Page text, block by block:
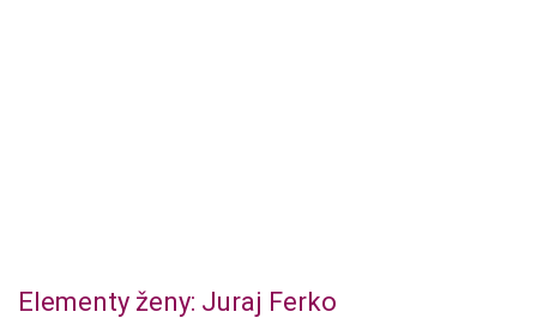
Elementy ženy: Juraj Ferko